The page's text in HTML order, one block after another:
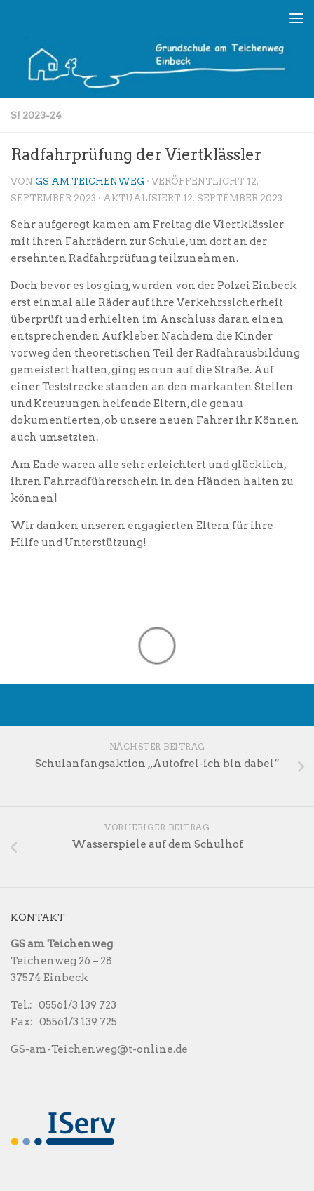
SJ 2023-24
Radfahrprüfung der Viertklässler
VON GS AM TEICHENWEG · VERÖFFENTLICHT 12.
SEPTEMBER 2023 · AKTUALISIERT 12. SEPTEMBER 2023
Sehr aufgeregt kamen am Freitag die Viertklässler
mit ihren Fahrrädern zur Schule, um dort an der
ersehnten Radfahrprüfung teilzunehmen.
Doch bevor es los ging, wurden von der Polzei Einbeck
erst einmal alle Räder auf ihre Verkehrssicherheit
überprüft und erhielten im Anschluss daran einen
entsprechenden Aufkleber. Nachdem die Kinder
vorweg den theoretischen Teil der Radfahrausbildung
gemeistert hatten, ging es nun auf die Straße. Auf
einer Teststrecke standen an den markanten Stellen
und Kreuzungen helfende Eltern, die genau
dokumentierten, ob unsere neuen Fahrer ihr Können
auch umsetzten.
Am Ende waren alle sehr erleichtert und glücklich,
ihren Fahrradführerschein in den Händen halten zu
können!
Wir danken unseren engagierten Eltern für ihre
Hilfe und Unterstützung!
NÄCHSTER BEITRAG
Schulanfangsaktion „Autofrei-ich bin dabei“
VORHERIGER BEITRAG
Wasserspiele auf dem Schulhof
KONTAKT
GS am Teichenweg
Teichenweg 26 – 28
37574 Einbeck
Tel.: 05561/3 139 723
Fax: 05561/3 139 725
GS-am-Teichenweg@t-online.de